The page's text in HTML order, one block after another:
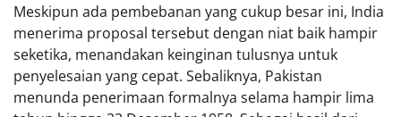
Meskipun ada pembebanan yang cukup besar ini, India
menerima proposal tersebut dengan niat baik hampir
seketika, menandakan keinginan tulusnya untuk
penyelesaian yang cepat. Sebaliknya, Pakistan
menunda penerimaan formalnya selama hampir lima